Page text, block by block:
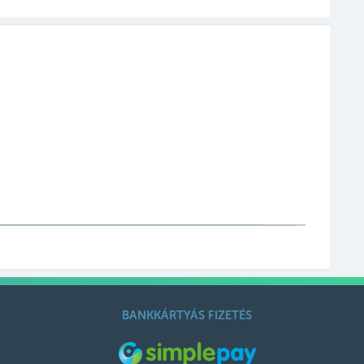
BANKKÁRTYÁS FIZETÉS